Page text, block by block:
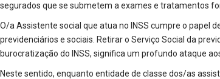
segurados que se submetem a exames e tratamentos
O/a Assistente social que atua no INSS cumpre o papel
previdenciários e sociais. Retirar o Serviço Social da
burocratização do INSS, significa um profundo ataque
Neste sentido, enquanto entidade de classe dos/as